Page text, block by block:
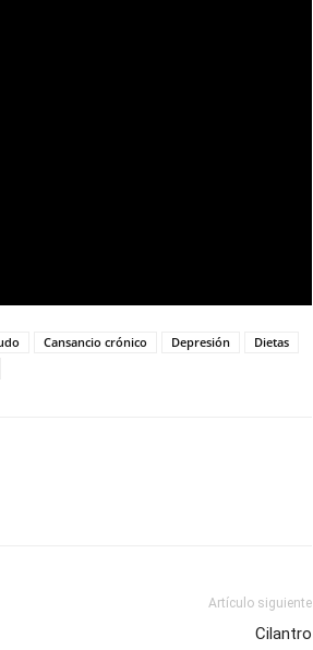
Cansancio crónico Depresión
Dietas
Artículo siguiente
Cilantro